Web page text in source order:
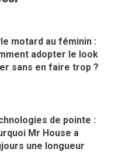
motard au féminin :
adopter le look
sans en faire trop ?
de pointe :
Mr House a
une longueur